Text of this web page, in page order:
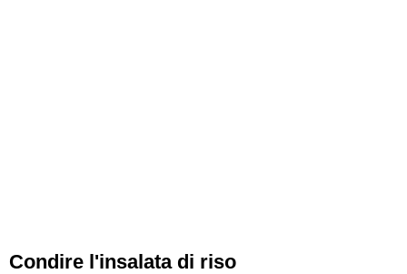
Condire l'insalata di riso